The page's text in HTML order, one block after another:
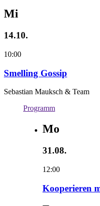
Mi
14.10.
10:00
Smelling Gossip
Sebastian Mauksch & Team
Programm
Mo
31.08.
12:00
Kooperieren